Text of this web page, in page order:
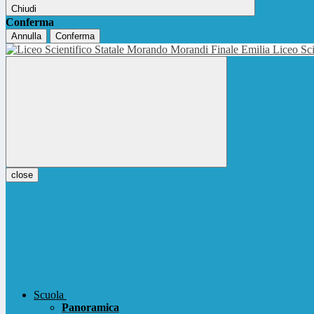
Chiudi
Conferma
Annulla Conferma
Liceo
close
Scuola
Panoramica